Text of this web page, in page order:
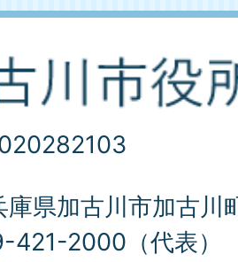
県加古川市加古川
421-2000（代表）